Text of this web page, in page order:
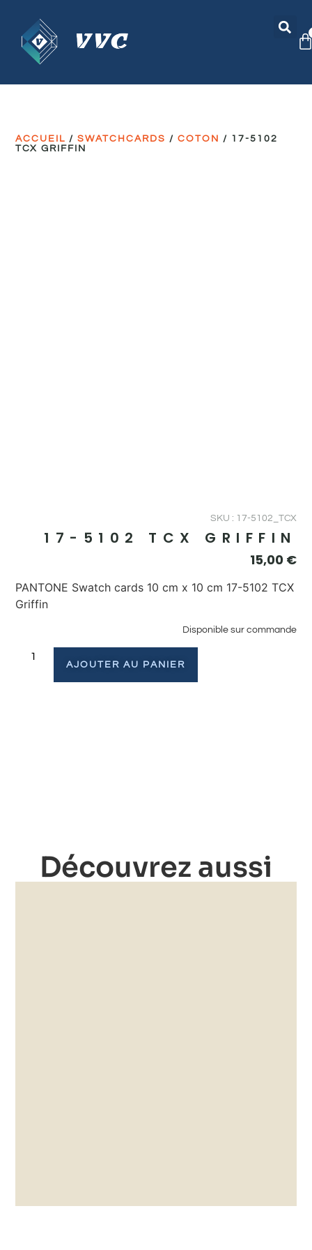
ACCUEIL /SWATCHCARDS /COTON / 17-5102
TCX GRIFFIN
SKU : 17-5102_TCX
17-5102 TCX GRIFFIN
15,00 €
PANTONE Swatch cards 10 cm x 10 cm 17-5102 TCX
Griffin
Disponible sur commande
AJOUTER AU PANIER
Découvrez aussi